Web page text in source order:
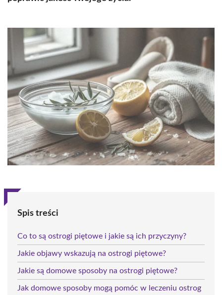
Spis treści
Co to są ostrogi piętowe i jakie są ich przyczyny?
Jakie objawy wskazują na ostrogi piętowe?
Jakie są domowe sposoby na ostrogi piętowe?
Jak domowe sposoby mogą pomóc w leczeniu ostrog